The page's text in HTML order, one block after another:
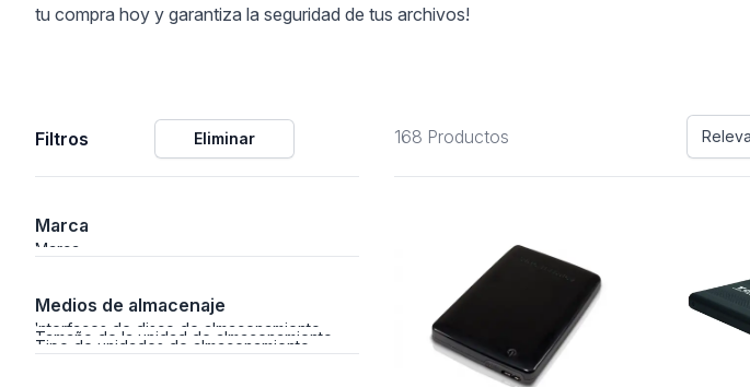
tu compra hoy y garantiza la seguridad de tus archivos!
Filtros Eliminar
Marca
Marca
Medios de almacenaje
Interfaces de disco de almacenamiento
soportados
Tamaño de la unidad de almacenamiento
Tipo de unidades de almacenamiento
168 Productos